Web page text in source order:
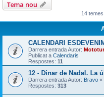
Tema nou
14
CALENDARI
Darrera entrada Autor:
Publicat a Calendaris
Respostes: 11
12 - Dinar de Nadal. La
Darrera entrada Autor: Bravo «
Respostes: 313